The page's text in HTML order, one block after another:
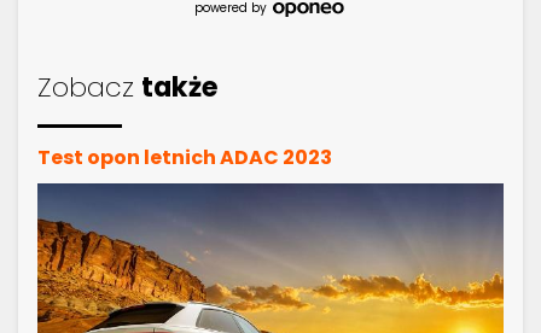
powered by
Zobacz także
Test opon letnich ADAC 2023